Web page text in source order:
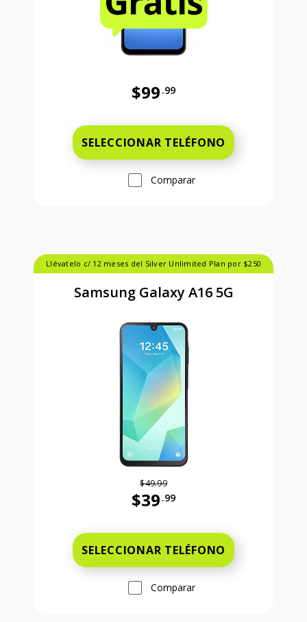
$99 .99
SELECCIONAR TELÉFONO
Comparar
Llévatelo c/ 12 meses del Silver Unlimited Plan por $250
Samsung Galaxy A16 5G
$49.99
$39 .99
SELECCIONAR TELÉFONO
Comparar